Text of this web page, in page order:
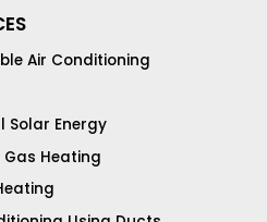
Air Conditioning
Solar Energy
Heating